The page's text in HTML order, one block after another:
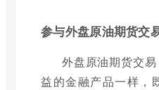
参与外盘原油期货交
外盘原油期货交
益的金融产品一样，